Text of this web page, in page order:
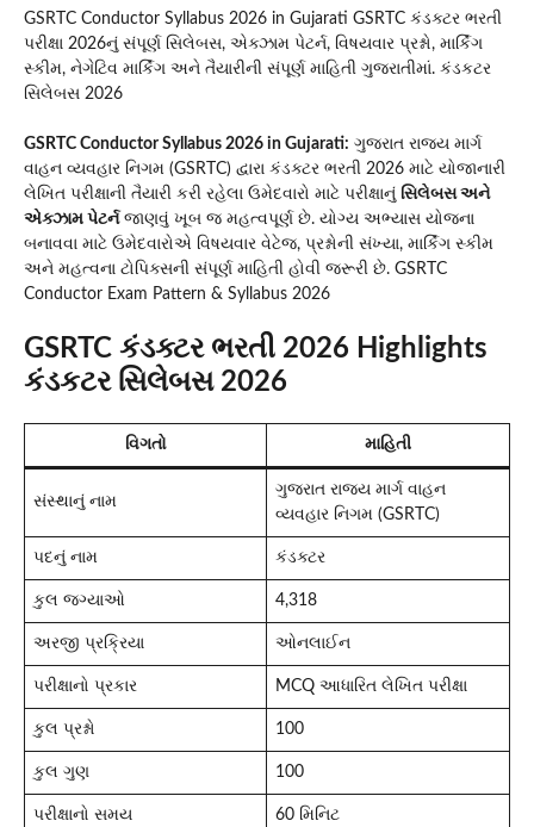
GSRTC Conductor Syllabus 2026 in Gujarati GSRTC કંડક્ટર ભરતી
પરીક્ષા 2026નું સંપૂર્ણ સિલેબસ, એક્ઝામ પેટર્ન, વિષયવાર પ્રશ્નો, માર્કિંગ
સ્કીમ, નેગેટિવ માર્કિંગ અને તૈયારીની સંપૂર્ણ માહિતી ગુજરાતીમાં. કંડકટર
સિલેબસ 2026
GSRTC Conductor Syllabus 2026 in Gujarati: ગુજરાત રાજ્ય માર્ગ
વાહન વ્યવહાર નિગમ (GSRTC) દ્વારા કંડક્ટર ભરતી 2026 માટે યોજાનારી
લેખિત પરીક્ષાની તૈયારી કરી રહેલા ઉમેદવારો માટે પરીક્ષાનું સિલેબસ અને
એક્ઝામ પેટર્નજાણવું ખૂબ જ મહત્વપૂર્ણ છે. યોગ્ય અભ્યાસ યોજના
બનાવવા માટે ઉમેદવારોએ વિષયવાર વેટેજ, પ્રશ્નોની સંખ્યા, માર્કિંગ સ્કીમ
અને મહત્વના ટોપિક્સની સંપૂર્ણ માહિતી હોવી જરૂરી છે. GSRTC
Conductor Exam Pattern & Syllabus 2026
GSRTC કંડક્ટર ભરતી 2026 Highlights
કંડકટર સિલેબસ 2026
વિગતો માહિતી
સંસ્થાનું નામ
ગુજરાત રાજ્ય માર્ગ વાહન
વ્યવહાર નિગમ (GSRTC)
પદનું નામ કંડક્ટર
કુલ જગ્યાઓ 4,318
અરજી પ્રક્રિયા ઓનલાઈન
પરીક્ષાનો પ્રકાર MCQ આધારિત લેખિત પરીક્ષા
કુલ પ્રશ્નો 100
કુલ ગુણ 100
પરીક્ષાનો સમય 60 મિનિટ